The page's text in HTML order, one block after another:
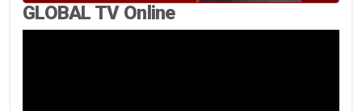
GLOBAL TV Online